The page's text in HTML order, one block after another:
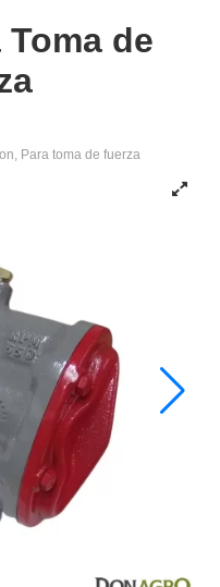
de
Para toma de fuerza